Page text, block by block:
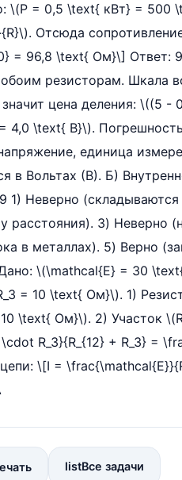
\(P = 0,5 \text{ кВт} = 500
Отсюда
= 96,8 \text{ Ом}\] Ответ:
резисторам. Шкала
цена деления: \((5
4,0 \text{ В}\).
единица
в Вольтах (В). Б)
Неверно
расстояния). 3) Неверно
в металлах). 5) Верно
\(\mathcal{E} = 30
= 10 \text{ Ом}\). 1)
\text{ Ом}\). 2) Участок
R_3}{R_{12} + R_3} =
\[I =
listВсе задачи